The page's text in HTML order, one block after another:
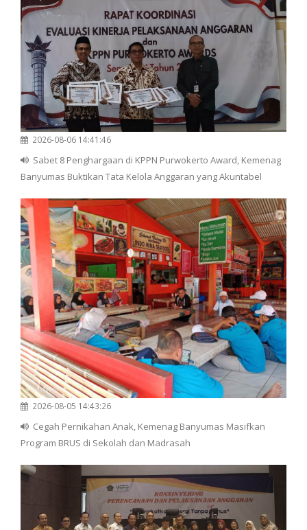
2026-08-06 14:41:46
Sabet 8 Penghargaan di KPPN Purwokerto Award, Kemenag
Banyumas Buktikan Tata Kelola Anggaran yang Akuntabel
2026-08-05 14:43:26
Cegah Pernikahan Anak, Kemenag Banyumas Masifkan
Program BRUS di Sekolah dan Madrasah